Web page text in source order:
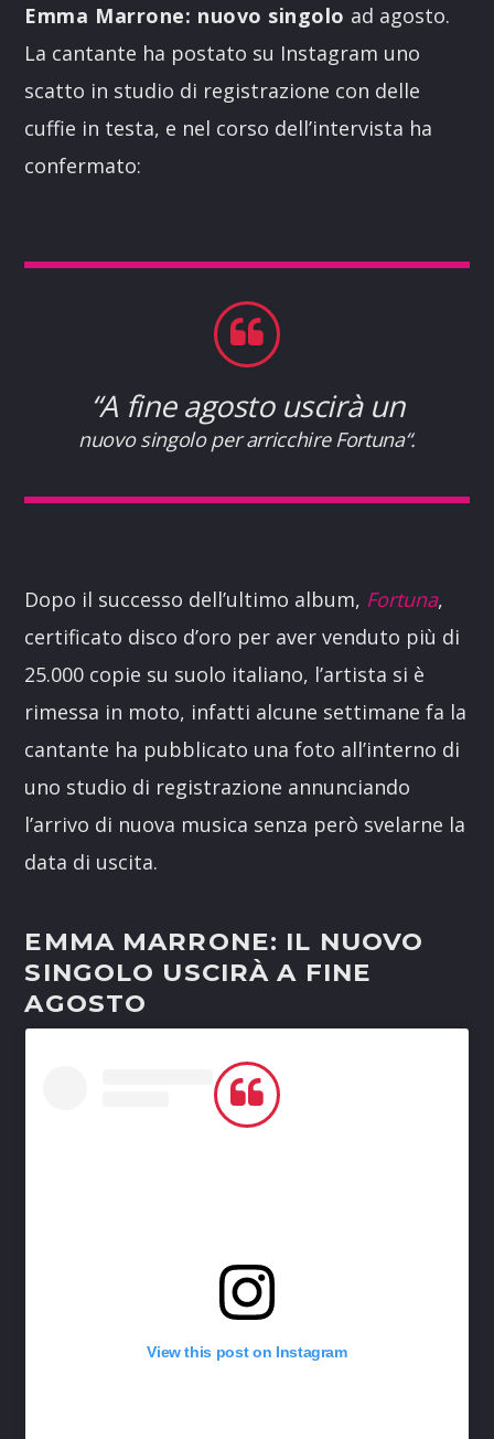
Emma Marrone: nuovo singolo ad agosto.
La cantante ha postato su Instagram uno
scatto in studio di registrazione con delle
cuffie in testa, e nel corso dell’intervista ha
confermato:
“A fine agosto uscirà un
nuovo singolo per arricchire Fortuna“.
Dopo il successo dell’ultimo album, Fortuna,
certificato disco d’oro per aver venduto più di
25.000 copie su suolo italiano, l’artista si è
rimessa in moto, infatti alcune settimane fa la
cantante ha pubblicato una foto all’interno di
uno studio di registrazione annunciando
l’arrivo di nuova musica senza però svelarne la
data di uscita.
EMMA MARRONE: IL NUOVO
SINGOLO USCIRÀ A FINE
AGOSTO
View this post on Instagram